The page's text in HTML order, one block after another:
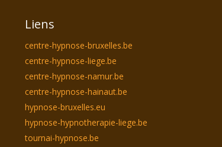
Liens
centre-hypnose-bruxelles.be
centre-hypnose-liege.be
centre-hypnose-namur.be
centre-hypnose-hainaut.be
hypnose-bruxelles.eu
hypnose-hypnotherapie-liege.be
tournai-hypnose.be